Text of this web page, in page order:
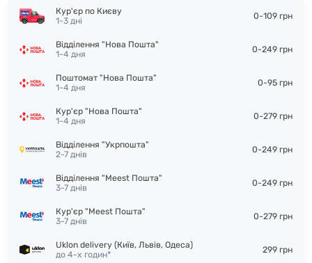
Кур'єр по Києву
1-3 дні
0-109 грн
Відділення "Нова Пошта"
1-4 дня
0-249 грн
Поштомат "Нова Пошта"
1-4 дня
0-95 грн
Кур'єр "Нова Пошта"
1-4 дня
0-279 грн
Відділення "Укрпошта"
2-7 днів
0-249 грн
Відділення "Meest Пошта"
3-7 днів
0-249 грн
Кур'єр "Meest Пошта"
3-7 днів
0-279 грн
Uklon delivery (Київ, Львів, Одеса)
до 4-х годин*
299 грн